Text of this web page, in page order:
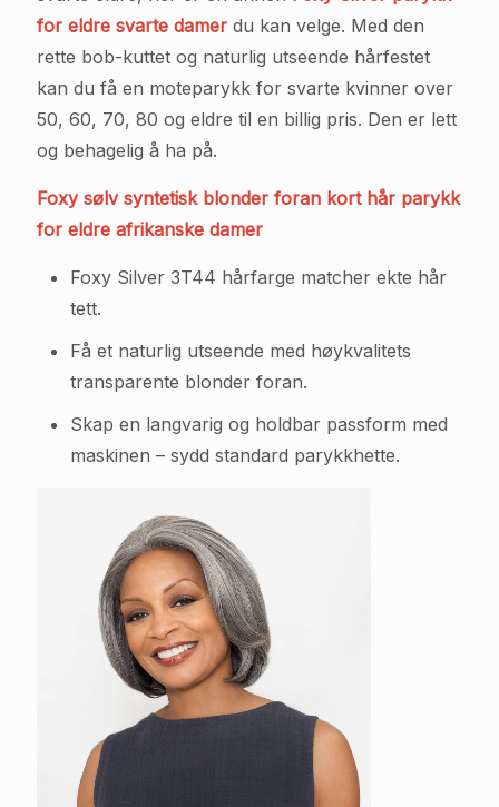
for eldre svarte damer du kan velge. Med den
rette bob-kuttet og naturlig utseende hårfestet
kan du få en moteparykk for svarte kvinner over
50, 60, 70, 80 og eldre til en billig pris. Den er lett
og behagelig å ha på.
Foxy sølv syntetisk blonder foran kort hår parykk
for eldre afrikanske damer
Foxy Silver 3T44 hårfarge matcher ekte hår
tett.
Få et naturlig utseende med høykvalitets
transparente blonder foran.
Skap en langvarig og holdbar passform med
maskinen – sydd standard parykkhette.